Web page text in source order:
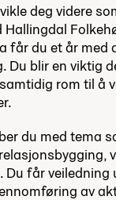
deg videre
får du et år med
Du blir en viktig
rom til å
du med tema
Du får veiledning
av